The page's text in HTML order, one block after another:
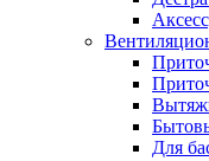
Для